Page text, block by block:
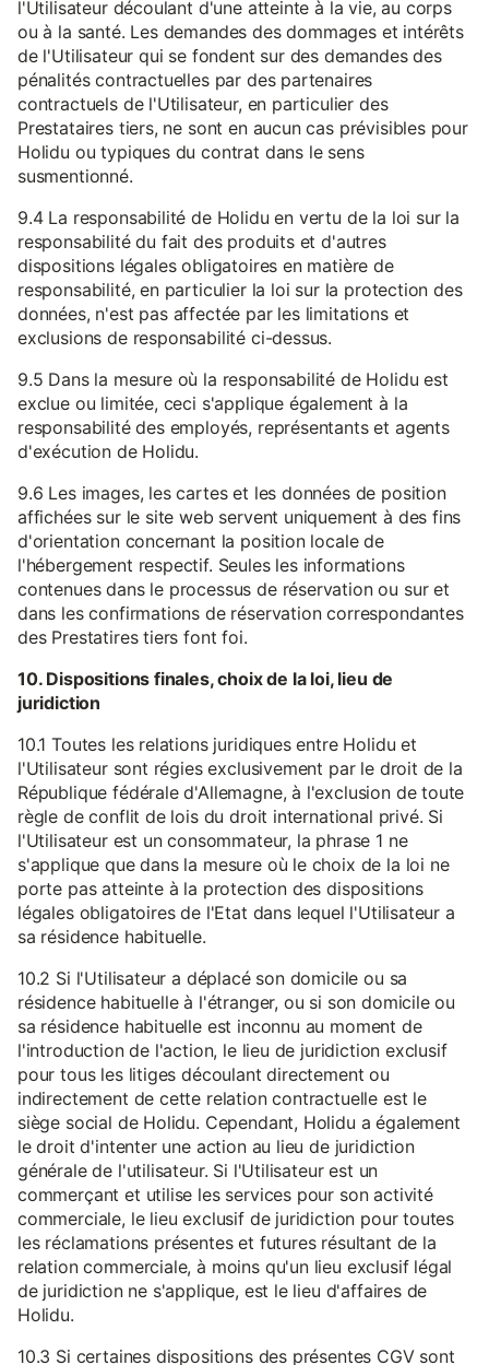
l'Utilisateur découlant d'une atteinte à la vie, au corps
ou à la santé. Les demandes des dommages et intérêts
de l'Utilisateur qui se fondent sur des demandes des
pénalités contractuelles par des partenaires
contractuels de l'Utilisateur, en particulier des
Prestataires tiers, ne sont en aucun cas prévisibles pour
Holidu ou typiques du contrat dans le sens
susmentionné.
9.4 La responsabilité de Holidu en vertu de la loi sur la
responsabilité du fait des produits et d'autres
dispositions légales obligatoires en matière de
responsabilité, en particulier la loi sur la protection des
données, n'est pas affectée par les limitations et
exclusions de responsabilité ci-dessus.
9.5 Dans la mesure où la responsabilité de Holidu est
exclue ou limitée, ceci s'applique également à la
responsabilité des employés, représentants et agents
d'exécution de Holidu.
9.6 Les images, les cartes et les données de position
affichées sur le site web servent uniquement à des fins
d'orientation concernant la position locale de
l'hébergement respectif. Seules les informations
contenues dans le processus de réservation ou sur et
dans les confirmations de réservation correspondantes
des Prestatires tiers font foi.
10. Dispositions finales, choix de la loi, lieu de
juridiction
10.1 Toutes les relations juridiques entre Holidu et
l'Utilisateur sont régies exclusivement par le droit de la
République fédérale d'Allemagne, à l'exclusion de toute
règle de conflit de lois du droit international privé. Si
l'Utilisateur est un consommateur, la phrase 1 ne
s'applique que dans la mesure où le choix de la loi ne
porte pas atteinte à la protection des dispositions
légales obligatoires de l'Etat dans lequel l'Utilisateur a
sa résidence habituelle.
10.2 Si l'Utilisateur a déplacé son domicile ou sa
résidence habituelle à l'étranger, ou si son domicile ou
sa résidence habituelle est inconnu au moment de
l'introduction de l'action, le lieu de juridiction exclusif
pour tous les litiges découlant directement ou
indirectement de cette relation contractuelle est le
siège social de Holidu. Cependant, Holidu a également
le droit d'intenter une action au lieu de juridiction
générale de l'utilisateur. Si l'Utilisateur est un
commerçant et utilise les services pour son activité
commerciale, le lieu exclusif de juridiction pour toutes
les réclamations présentes et futures résultant de la
relation commerciale, à moins qu'un lieu exclusif légal
de juridiction ne s'applique, est le lieu d'affaires de
Holidu.
10.3 Si certaines dispositions des présentes CGV sont